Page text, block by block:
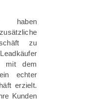
haben
zu
mit dem
echter
erzielt.
Kunden